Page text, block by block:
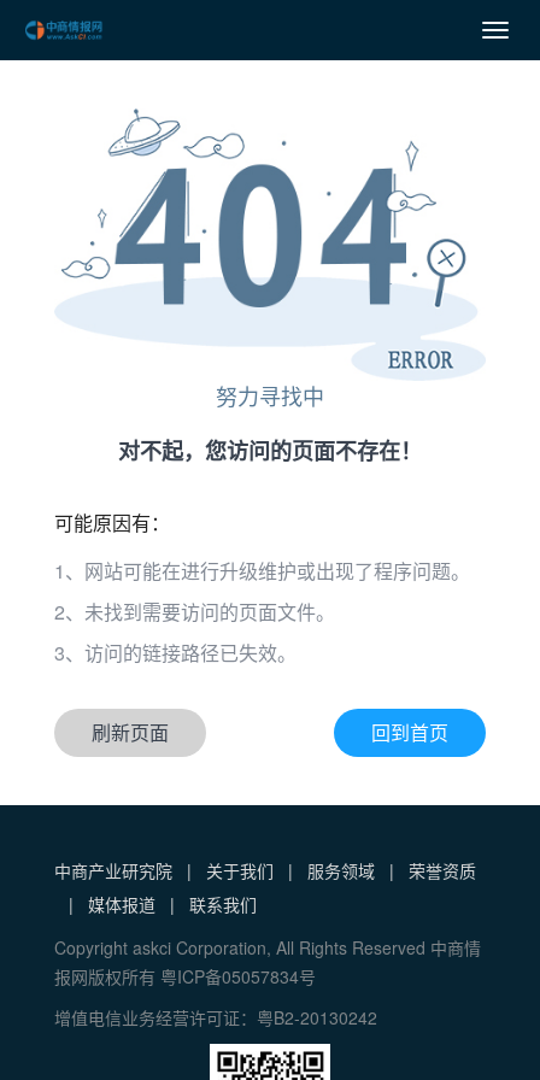
努力寻找中
对不起，您访问的页面不存在！
可能原因有：
1、网站可能在进行升级维护或出现了程序问题。
2、未找到需要访问的页面文件。
3、访问的链接路径已失效。
刷新页面 回到首页
中商产业研究院 | 关于我们 | 服务领域 |
荣誉资质
|
媒体报道 |
联系我们
Copyright askci Corporation, All Rights Reserved 中商情
报网版权所有 粤ICP备05057834号
增值电信业务经营许可证：粤B2-20130242